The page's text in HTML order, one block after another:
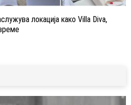
локација како Villa Diva,